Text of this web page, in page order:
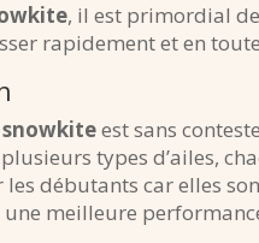
, il est primordial
rapidement et en
snowkiteest sans
types d’ailes,
débutants car elles
meilleure